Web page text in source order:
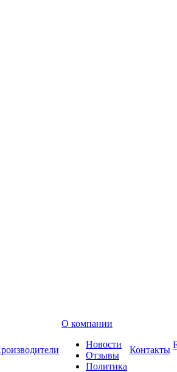
О компании
Новости
Отзывы
Политика
Контакты